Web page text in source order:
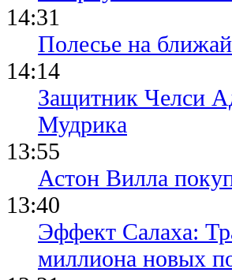
14:31
Полесье на
14:14
Защитник Челси
Мудрика
13:55
Астон Вилла
13:40
Эффект Салаха:
миллиона новых